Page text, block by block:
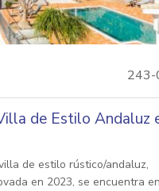
de Estilo Andaluz
de estilo rústico/andaluz,
en 2023, se encuentra